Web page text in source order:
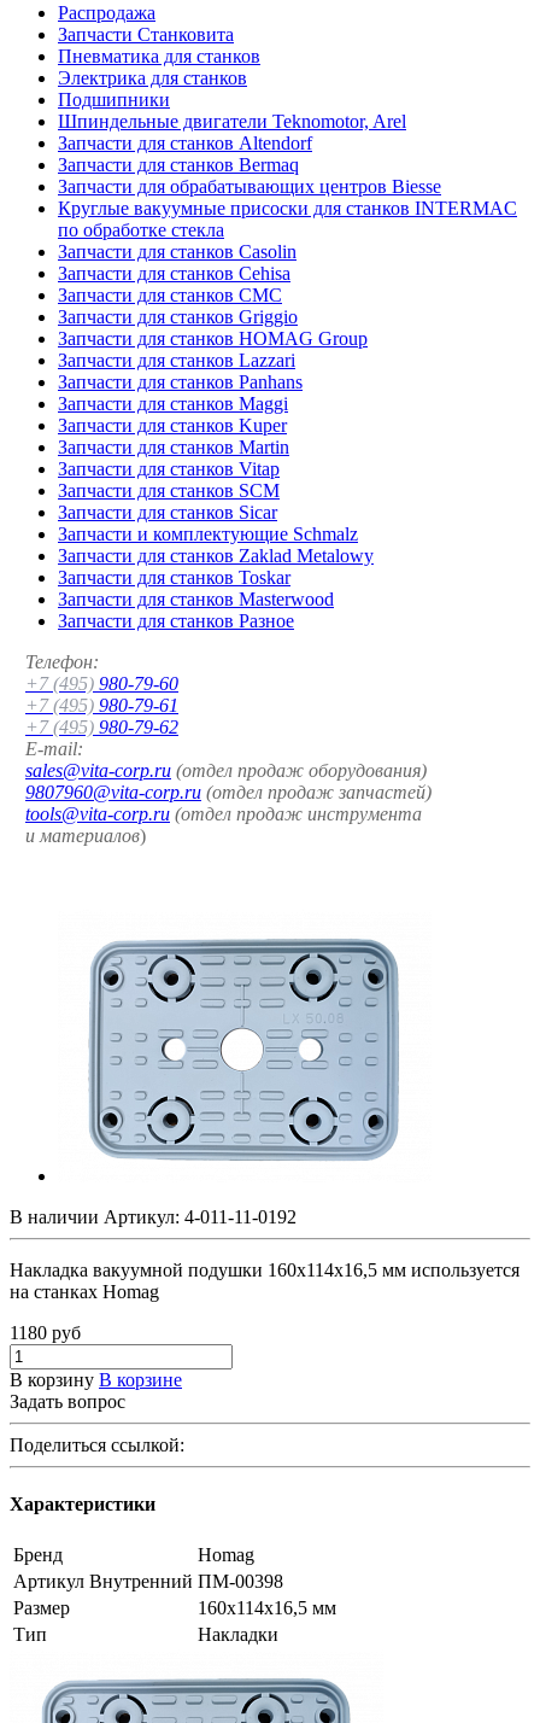
Распродажа
Запчасти Станковита
Пневматика для станков
Электрика для станков
Подшипники
Шпиндельные двигатели Teknomotor, Arel
Запчасти для станков Altendorf
Запчасти для станков Bermaq
Запчасти для обрабатывающих центров Biesse
Круглые вакуумные присоски для станков INTERMAC
по обработке стекла
Запчасти для станков Casolin
Запчасти для станков Cehisa
Запчасти для станков CMC
Запчасти для станков Griggio
Запчасти для станков HOMAG Group
Запчасти для станков Lazzari
Запчасти для станков Panhans
Запчасти для станков Maggi
Запчасти для станков Kuper
Запчасти для станков Martin
Запчасти для станков Vitap
Запчасти для станков SCM
Запчасти для станков Sicar
Запчасти и комплектующие Schmalz
Запчасти для станков Zaklad Metalowy
Запчасти для станков Toskar
Запчасти для станков Masterwood
Запчасти для станков Разное
Телефон:
+7 (495) 980-79-60
+7 (495) 980-79-61
+7 (495) 980-79-62
E-mail:
sales@vita-corp.ru (отдел продаж оборудования)
9807960@vita-corp.ru (отдел продаж запчастей)
tools@vita-corp.ru (отдел продаж инструмента
и материалов)
В наличии Артикул: 4-011-11-0192
Накладка вакуумной подушки 160х114х16,5 мм используется
на станках Homag
1180 руб
В корзину В корзине
Задать вопрос
Поделиться ссылкой:
Характеристики
Бренд
Homag
Артикул Внутренний ПМ-00398
Размер
160х114х16,5 мм
Тип
Накладки